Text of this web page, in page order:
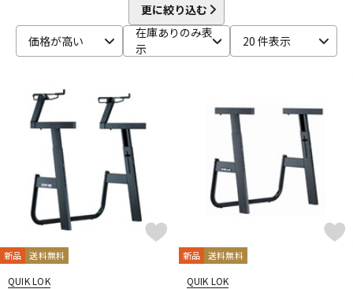
ドラム パーカッション
キーボード 電子ピアノ
更に絞り込む
価格が高い
在庫ありのみ表
示
20 件表示
新品 送料無料
QUIK LOK
新品 送料無料
QUIK LOK